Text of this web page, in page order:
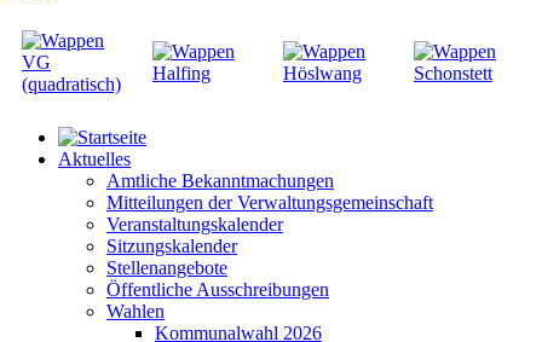
Aktuelles
Amtliche Bekanntmachungen
Mitteilungen der Verwaltungsgemeinschaft
Veranstaltungskalender
Sitzungskalender
Stellenangebote
Öffentliche Ausschreibungen
Wahlen
Kommunalwahl 2026